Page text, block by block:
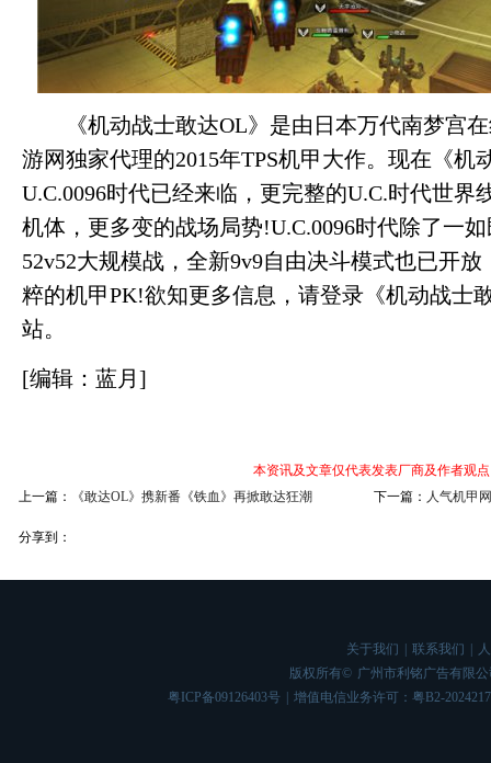
《机动战士敢达OL》是由日本万代南梦宫在
游网独家代理的2015年TPS机甲大作。现在《机
U.C.0096时代已经来临，更完整的U.C.时代世界
机体，更多变的战场局势!U.C.0096时代除了一
52v52大规模战，全新9v9自由决斗模式也已开
粹的机甲PK!欲知更多信息，请登录《机动战士
站。
[编辑：蓝月]
本资讯及文章仅代表发表厂商及作者观
上一篇：
《敢达OL》携新番《铁血》再掀敢达狂潮 下一篇： 人气机甲
分享到：
关于我们 联系我们
版权所有© 广州市利铭广告有限
粤ICP备09126403号
增值电信业务许可：粤B2-